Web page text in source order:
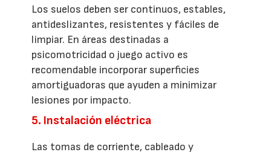
Los suelos deben ser continuos, estables,
antideslizantes, resistentes y fáciles de
limpiar. En áreas destinadas a
psicomotricidad o juego activo es
recomendable incorporar superficies
amortiguadoras que ayuden a minimizar
lesiones por impacto.
5. Instalación eléctrica
Las tomas de corriente, cableado y